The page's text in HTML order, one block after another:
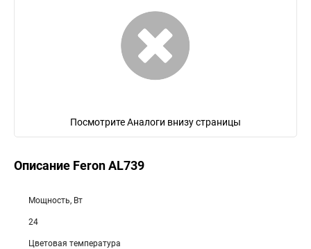
Посмотрите Аналоги внизу страницы
Описание Feron AL739
Мощность, Вт
24
Цветовая температура